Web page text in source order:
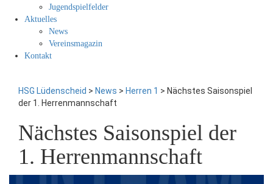
Jugendspielfelder
Aktuelles
News
Vereinsmagazin
Kontakt
HSG Lüdenscheid > News > Herren 1 > Nächstes Saisonspiel
der 1. Herrenmannschaft
Nächstes Saisonspiel der
1. Herrenmannschaft